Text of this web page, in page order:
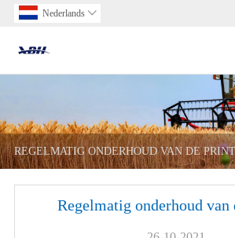
Nederlands 
REGELMATIG ONDERHOUD VAN DE
Regelmatig onderhoud van